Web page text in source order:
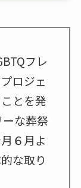
フレ
ロジェ
とを発
な葬祭
６月よ
な取り